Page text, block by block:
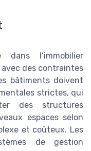
l’immobilier
des contraintes
bâtiments doivent
strictes, qui
des structures
espaces selon
et coûteux. Les
de gestion